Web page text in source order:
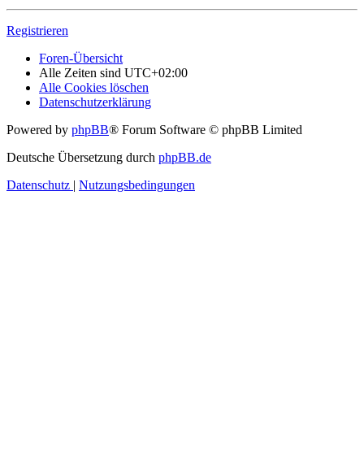
Registrieren
Foren-Übersicht
Alle Zeiten sind UTC+02:00
Alle Cookies löschen
Datenschutzerklärung
Powered by phpBB® Forum Software © phpBB Limited
Deutsche Übersetzung durch phpBB.de
Datenschutz | Nutzungsbedingungen